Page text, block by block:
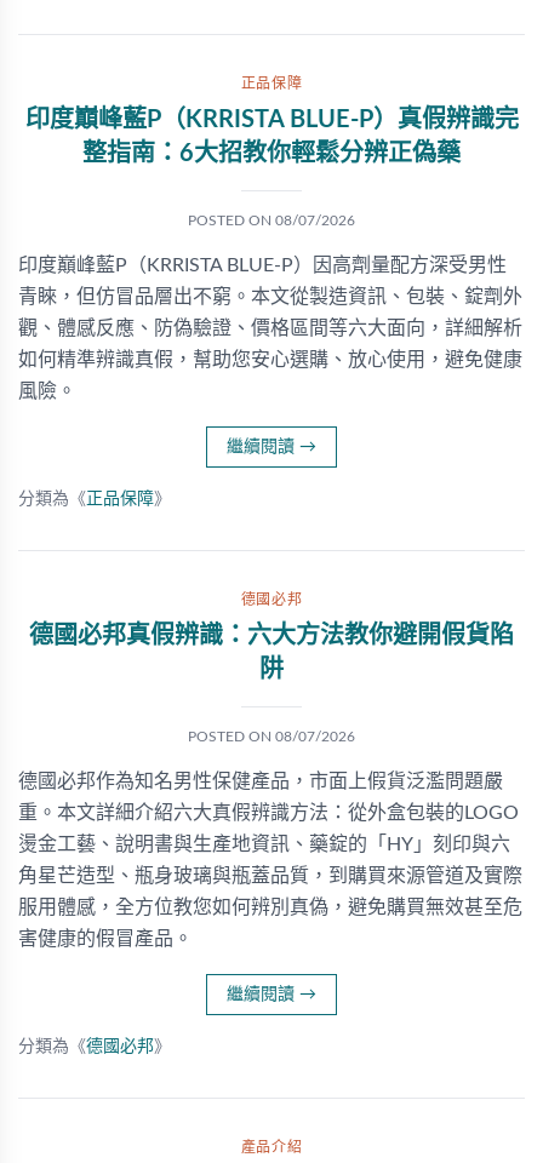
正品保障
印度巔峰藍P（KRRISTA BLUE-P）真假辨識完
整指南：6大招教你輕鬆分辨正偽藥
POSTED ON 08/07/2026
印度巔峰藍P（KRRISTA BLUE-P）因高劑量配方深受男性
青睞，但仿冒品層出不窮。本文從製造資訊、包裝、錠劑外
觀、體感反應、防偽驗證、價格區間等六大面向，詳細解析
如何精準辨識真假，幫助您安心選購、放心使用，避免健康
風險。
繼續閱讀 →
分類為《 正品保障》
德國必邦
德國必邦真假辨識：六大方法教你避開假貨陷
阱
POSTED ON 08/07/2026
德國必邦作為知名男性保健產品，市面上假貨泛濫問題嚴
重。本文詳細介紹六大真假辨識方法：從外盒包裝的LOGO
燙金工藝、說明書與生產地資訊、藥錠的「HY」刻印與六
角星芒造型、瓶身玻璃與瓶蓋品質，到購買來源管道及實際
服用體感，全方位教您如何辨別真偽，避免購買無效甚至危
害健康的假冒產品。
繼續閱讀 →
分類為《德國必邦》
產品介紹